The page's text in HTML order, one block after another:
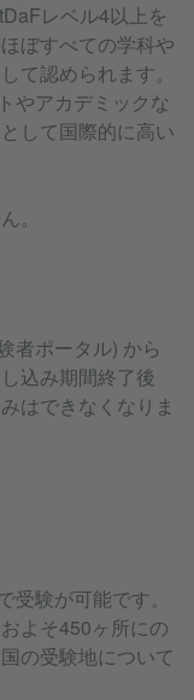
レベル4以上を
ぼすべての学科や
て認められます。
やアカデミックな
して国際的に高い
。
者ポータル) から
込み期間終了後
はできなくなりま
験が可能です。
よそ450ヶ所にの
の受験地について